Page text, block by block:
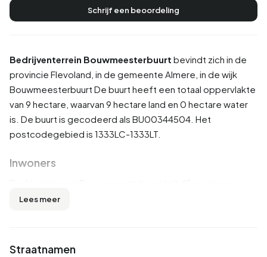
Bedrijventerrein Bouwmeesterbuurt bevindt zich in de
provincie Flevoland , in de gemeente Almere , in de wijk
Bouwmeesterbuurt De buurt heeft een totaal oppervlakte
van 9 hectare, waarvan 9 hectare land en 0 hectare water
is. De buurt is gecodeerd als BU00344504. Het
postcodegebied is 1333LC-1333LT.
Inwoners
Hiervan is 55,6% man en 33,3% vrouw. De meeste
Lees meer
Straatnamen
Schrijf een beoordeling